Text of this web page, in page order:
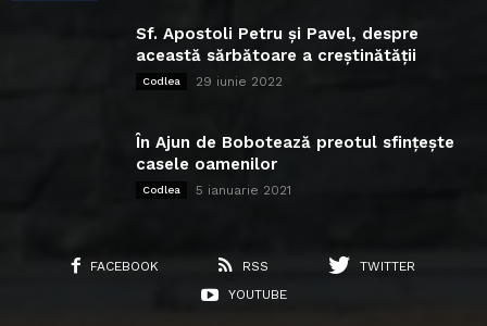
Sf. Apostoli Petru și Pavel, despre
această sărbătoare a creștinătății
Codlea 29 iunie 2022
În Ajun de Bobotează preotul sfințește
casele oamenilor
Codlea 5 ianuarie 2021
FACEBOOK RSS
TWITTER
YOUTUBE